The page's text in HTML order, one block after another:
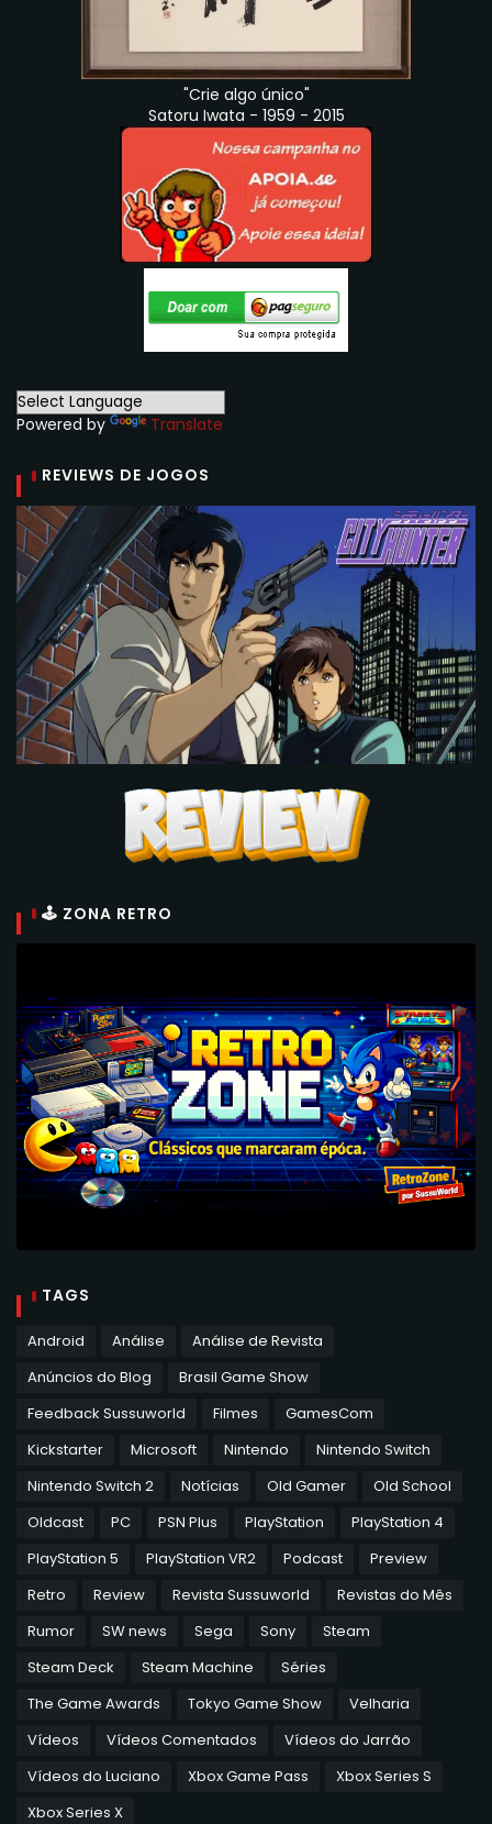
"Crie algo único"
Satoru Iwata - 1959 - 2015
Powered by Translate
REVIEWS DE JOGOS
🕹 ZONA RETRO
TAGS
Android Análise
Análise de Revista
Anúncios do Blog
Brasil Game Show
Feedback Sussuworld
Filmes
GamesCom
Kickstarter
Microsoft Nintendo
Nintendo Switch
Nintendo Switch 2
Notícias Old Gamer
Old School
Oldcast
PC PSN Plus PlayStation
PlayStation 4
PlayStation 5
PlayStation VR2 Podcast
Preview
Retro
Review Revista Sussuworld
Revistas do Mês
Rumor
SW news Sega Sony
Steam
Steam Deck
Steam Machine
Séries
The Game Awards
Tokyo Game Show
Velharia
Vídeos
Vídeos Comentados
Vídeos do Jarrão
Vídeos do Luciano
Xbox Game Pass
Xbox Series S
Xbox Series X